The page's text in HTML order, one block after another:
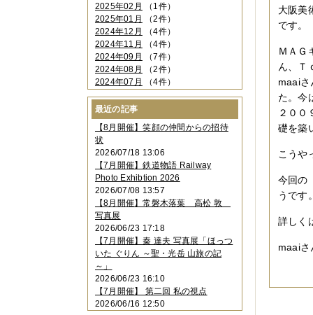
大阪美
です。
ＭＡＧ
ん、Ｔ
maaiさ
た。今
２００
礎を築
こうや
今回の
うです
詳しく
maai
2025年02月
（1件）
2025年01月
（2件）
2024年12月
（4件）
2024年11月
（4件）
2024年09月
（7件）
2024年08月
（2件）
2024年07月
（4件）
2024年06月（4件）
2024年04月
2024年03月（3件）
2024年02月（2件）
2023年12月
2023年11月 （4件）
2023年10月（3件）
2023年09月（4件）
2023年08月 （1件）
2023年06月（3件）
2023年05月
2023年04月 （2件）
2023年03月（5件）
2023年02月（3件）
2023年01月
2022年12月 （3件）
2022年11月（2件）
2022年10月（4件）
最近の記事
【8月開催】笑顔の仲間からの招待
状
2026/07/18 13:06
【7月開催】鉄道物語 Railway
Photo Exhibtion 2026
2026/07/08 13:57
【8月開催】常磐木落葉 高松 敦
写真展
2026/06/23 17:18
【7月開催】秦 達夫 写真展「ほっつ
いた ぐりん ～聖・光岳 山旅の記
～」
2026/06/23 16:10
【7月開催】 第二回 私の視点
2026/06/16 12:50